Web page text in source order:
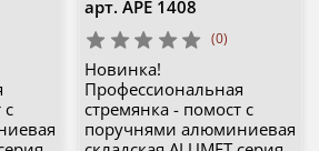
арт. APE 1408
(0)
Новинка!
Профессиональная
стремянка - помост с
поручнями алюминиевая